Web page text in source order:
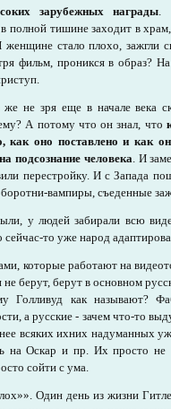
зарубежных награды.
полной тишине заходит в
стало плохо, зажгли
фильм, проникся в образ?
не зря еще в начале века
А потому что он знал, что
как оно поставлено и как
подсознание человека. И
перестройку. И с Запада
вампиры, съеденные
у людей забирали всю
сейчас-то уже народ
которые работают на
берут, берут в основном
Голливуд как называют?
а русские - зачем что-то
всяких ихних надуманных
на Оскар и пр. Их просто не
сойти с ума.
Один день из жизни